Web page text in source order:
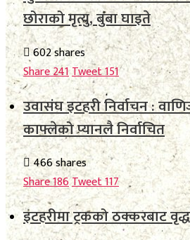
छोराको मृत्यु, बुबा घाइते
602 shares
Share241Tweet151
उवासंघ इटहरी निर्वाचन :
काफ्लेको प्यानलै निर्वाचित
466 shares
Share186Tweet117
इटहरीमा ट्रकको ठक्करबाट